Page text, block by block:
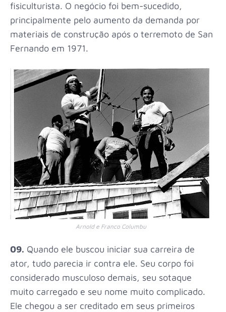
fisiculturista. O negócio foi bem-sucedido,
principalmente pelo aumento da demanda por
materiais de construção após o terremoto de San
Fernando em 1971.
Arnold e Franco Columbu
09. Quando ele buscou iniciar sua carreira de
ator, tudo parecia ir contra ele. Seu corpo foi
considerado musculoso demais, seu sotaque
muito carregado e seu nome muito complicado.
Ele chegou a ser creditado em seus primeiros